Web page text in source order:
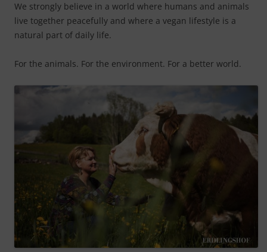
We strongly believe in a world where humans and animals
live together peacefully and where a vegan lifestyle is a
natural part of daily life.
For the animals. For the environment. For a better world.